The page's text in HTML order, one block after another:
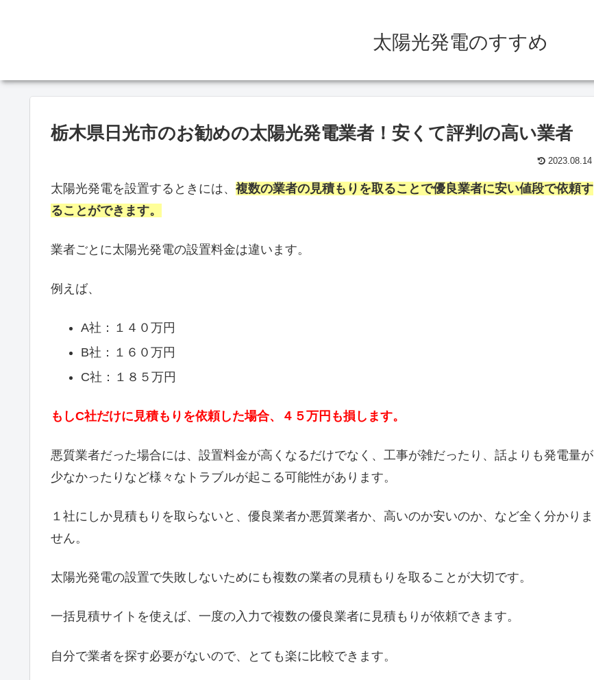
太陽光発電のすすめ
栃木県日光市のお勧めの太陽光発電業者！安くて評判の高い業者
2023.08.14
太陽光発電を設置するときには、 複数の業者の見積もりを取ることで優良業者に安い値段で依頼す
ることができます。
業者ごとに太陽光発電の設置料金は違います。
例えば、
A社：１４０万円
B社：１６０万円
C社：１８５万円
もしC社だけに見積もりを依頼した場合、４５万円も損します。
悪質業者だった場合には、設置料金が高くなるだけでなく、工事が雑だったり、話よりも発電量が
少なかったりなど様々なトラブルが起こる可能性があります。
１社にしか見積もりを取らないと、優良業者か悪質業者か、高いのか安いのか、など全く分かりま
せん。
太陽光発電の設置で失敗しないためにも複数の業者の見積もりを取ることが大切です。
一括見積サイトを使えば、一度の入力で複数の優良業者に見積もりが依頼できます。
自分で業者を探す必要がないので、とても楽に比較できます。